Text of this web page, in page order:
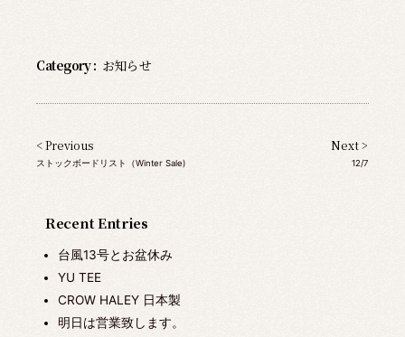
Recent Entries
台風13号とお盆休み
YU TEE
CROW HALEY 日本製
明日は営業致します。
Category : お知らせ
< Previous
ストックボードリスト（Winter Sale)
Next >
12/7